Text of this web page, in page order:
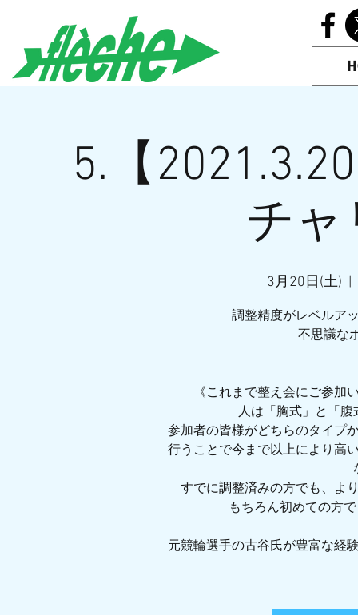
5.【
チャ
3月20日(土)
調整精度がレベルア
不思議な
《これまで整え会にご参加
人は「胸式」と「
参加者の皆様がどちらのタイプ
行うことで今まで以上により高
すでに調整済みの方でも、よ
もちろん初めての方
元競輪選手の古谷氏が豊富な経